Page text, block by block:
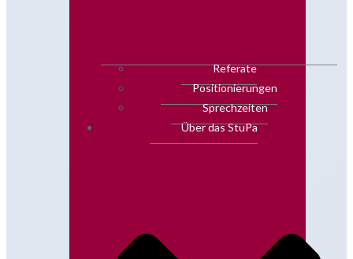
Referate
Positionierungen
Sprechzeiten
Über das StuPa